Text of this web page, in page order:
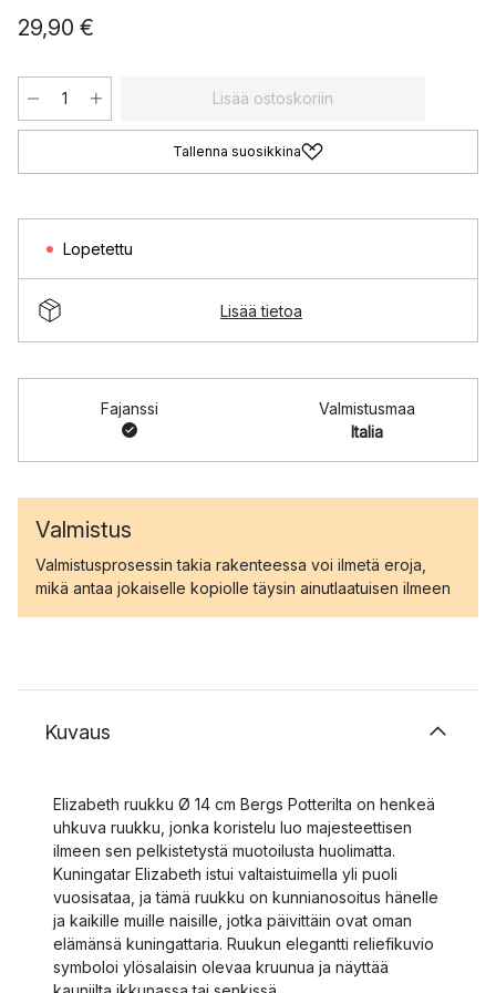
29,90 €
Lisää ostoskoriin
Tallenna suosikkina
Lopetettu
Lisää tietoa
Fajanssi
Valmistusmaa
Italia
Valmistus
Valmistusprosessin takia rakenteessa voi ilmetä eroja,
mikä antaa jokaiselle kopiolle täysin ainutlaatuisen ilmeen
Kuvaus
Elizabeth ruukku Ø 14 cm Bergs Potterilta on henkeä
uhkuva ruukku, jonka koristelu luo majesteettisen
ilmeen sen pelkistetystä muotoilusta huolimatta.
Kuningatar Elizabeth istui valtaistuimella yli puoli
vuosisataa, ja tämä ruukku on kunnianosoitus hänelle
ja kaikille muille naisille, jotka päivittäin ovat oman
elämänsä kuningattaria. Ruukun elegantti reliefikuvio
symboloi ylösalaisin olevaa kruunua ja näyttää